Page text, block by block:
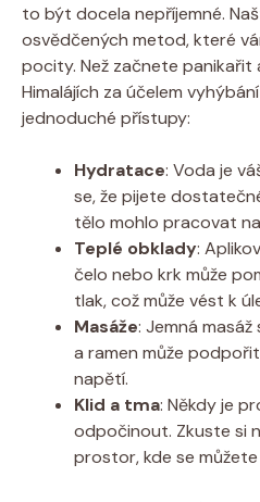
to být docela nepříjemné.
osvědčených metod, které
pocity. Než začnete
Himalájích za účelem
jednoduché přístupy:
Hydratace: Voda je
se, že pijete
tělo mohlo pracovat
Teplé obklady:
čelo nebo krk může
tlak, což může vést k
Masáže: Jemná
a ramen může
napětí.
Klid a tma: Někdy je
odpočinout. Zkuste si
prostor, kde se